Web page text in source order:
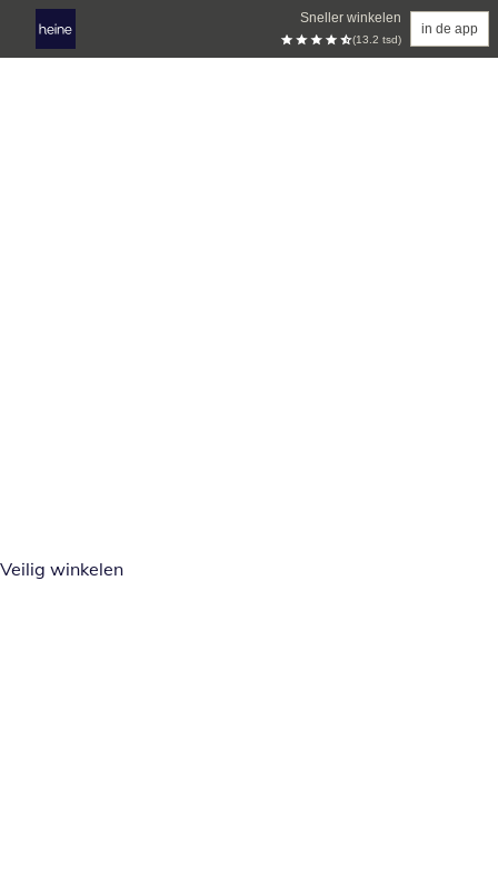
Sneller winkelen
(13.2 tsd)
in de app
Veilig winkelen